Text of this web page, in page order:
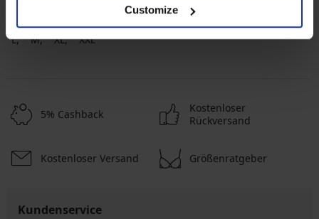
Customize
Die meistgewählten Größen
L
M XL XXL
5% Cashback
Kostenloser
Rückversand
Kostenloser Versand Größenratgeber
Kundenservice